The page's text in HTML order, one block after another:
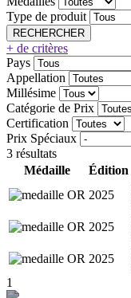
Type de produit
+ de critères
Pays
Appellation
Millésime
Catégorie de Prix
Certification
Prix Spéciaux
3 résultats
Médaille
Édition
2025
2025
2025
1